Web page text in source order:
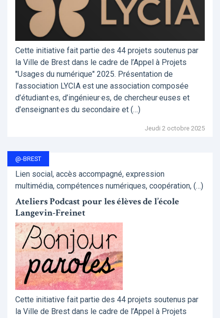
Cette initiative fait partie des 44 projets soutenus par
la Ville de Brest dans le cadre de l’Appel à Projets
"Usages du numérique" 2025. Présentation de
l’association LYCIA est une association composée
d’étudiant·es, d’ingénieur·es, de chercheur·euses et
d’enseignant·es du secondaire et (…)
Jeudi 2 octobre 2025
@-BREST
Lien social, accès accompagné, expression
multimédia, compétences numériques, coopération, (…)
Ateliers Podcast pour les élèves de l’école
Langevin-Freinet
Cette initiative fait partie des 44 projets soutenus par
la Ville de Brest dans le cadre de l’Appel à Projets